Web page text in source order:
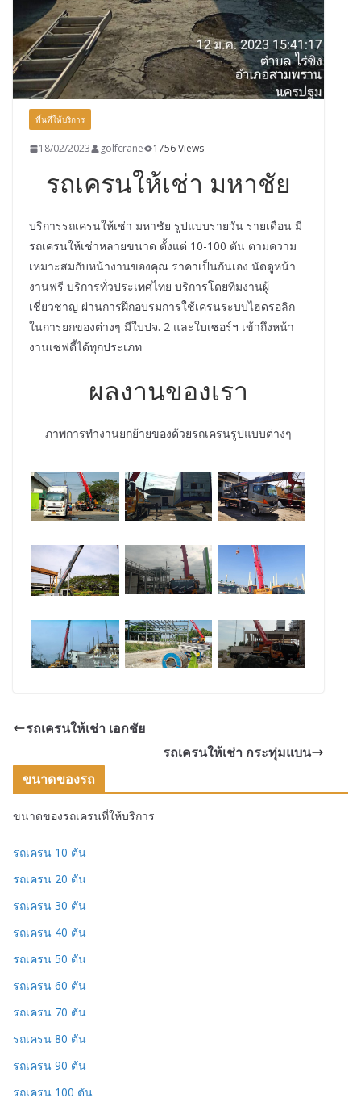
พื้นที่ให้บริการ
18/02/2023 golfcrane 1756 Views
รถเครนให้เช่า มหาชัย
บริการรถเครนให้เช่า มหาชัย รูปแบบรายวัน รายเดือน มี
รถเครนให้เช่าหลายขนาด ตั้งแต่ 10-100 ตัน ตามความ
เหมาะสมกับหน้างานของคุณ ราคาเป็นกันเอง นัดดูหน้า
งานฟรี บริการทั่วประเทศไทย บริการโดยทีมงานผู้
เชี่ยวชาญ ผ่านการฝึกอบรมการใช้เครนระบบไฮดรอลิก
ในการยกของต่างๆ มีใบปจ. 2 และใบเซอร์ฯ เข้าถึงหน้า
งานเซฟตี้ได้ทุกประเภท
ผลงานของเรา
ภาพการทำงานยกย้ายของด้วยรถเครนรูปแบบต่างๆ
รถเครนให้เช่า เอกชัย
รถเครนให้เช่า กระทุ่มแบน
ขนาดของรถ
ขนาดของรถเครนที่ให้บริการ
รถเครน 10 ตัน
รถเครน 20 ตัน
รถเครน 30 ตัน
รถเครน 40 ตัน
รถเครน 50 ตัน
รถเครน 60 ตัน
รถเครน 70 ตัน
รถเครน 80 ตัน
รถเครน 90 ตัน
รถเครน 100 ตัน